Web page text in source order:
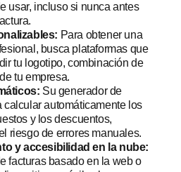
usar, incluso si nunca antes
Para obtener una
busca plataformas que
tu logotipo, combinación de
tu empresa.
Su generador de
calcular automáticamente los
y los descuentos,
riesgo de errores manuales.
y accesibilidad en la nube:
facturas basado en la web o